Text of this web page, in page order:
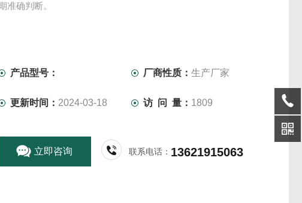
准确判断。
产品型号： 厂商性质：生产厂家
更新时间： 2024-03-18 访 问 量： 1809
立即咨询 联系电话： 13621915063